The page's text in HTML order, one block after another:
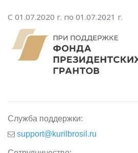
С 01.07.2020 г. по 01.07.2021 г.
Служба поддержки:
support@kurilbrosil.ru